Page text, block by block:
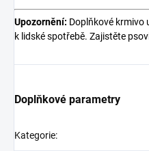
Upozornění: Doplňkové krmivo
k lidské spotřebě. Zajistěte
Doplňkové parametry
Kategorie: